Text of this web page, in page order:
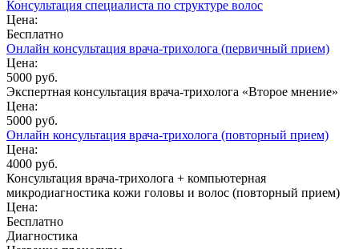
Консультация специалиста по структуре волос
Цена:
Бесплатно
Онлайн консультация врача-трихолога (первичный прием)
Цена:
5000 руб.
Экспертная консультация врача-трихолога «Второе мнение»
Цена:
5000 руб.
Онлайн консультация врача-трихолога (повторный прием)
Цена:
4000 руб.
Консультация врача-трихолога + компьютерная
микродиагностика кожи головы и волос (повторный прием)
Цена:
Бесплатно
Диагностика